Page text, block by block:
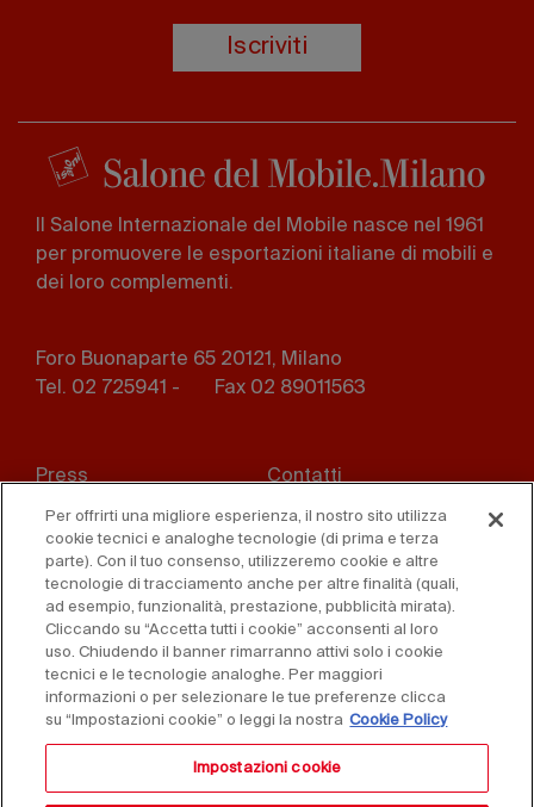
Iscriviti
Il Salone Internazionale del Mobile nasce nel 1961
per promuovere le esportazioni italiane di mobili e
dei loro complementi.
Foro Buonaparte 65 20121, Milano
Tel. 02 725941 -
Fax 02 89011563
menu
Press Contatti
Whistleblowing Privacy
Disclaimer D. Lgs. 231/01
Cookies Condizioni di vendita
accessibilità
Per offrirti una migliore esperienza, il nostro sito utilizza
cookie tecnici e analoghe tecnologie (di prima e terza
parte). Con il tuo consenso, utilizzeremo cookie e altre
tecnologie di tracciamento anche per altre finalità (quali,
ad esempio, funzionalità, prestazione, pubblicità mirata).
Cliccando su “Accetta tutti i cookie” acconsenti al loro
uso. Chiudendo il banner rimarranno attivi solo i cookie
tecnici e le tecnologie analoghe. Per maggiori
informazioni o per selezionare le tue preferenze clicca
su “Impostazioni cookie” o leggi la nostra Cookie Policy
Impostazioni cookie